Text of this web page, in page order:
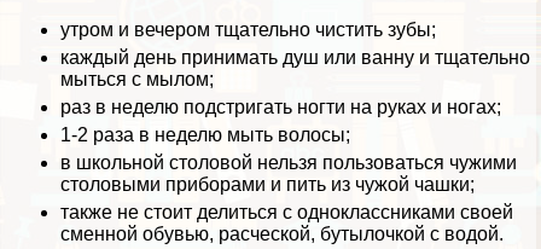
утром и вечером тщательно чистить зубы;
каждый день принимать душ или ванну и тщательно
мыться с мылом;
раз в неделю подстригать ногти на руках и ногах;
1-2 раза в неделю мыть волосы;
в школьной столовой нельзя пользоваться чужими
столовыми приборами и пить из чужой чашки;
также не стоит делиться с одноклассниками своей
сменной обувью, расческой, бутылочкой с водой.